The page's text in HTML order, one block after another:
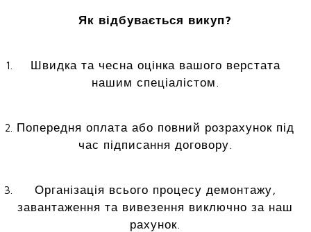
Як відбувається викуп?
Швидка та чесна оцінка вашого верстата
нашим спеціалістом.
Попередня оплата або повний розрахунок під
час підписання договору.
Організація всього процесу демонтажу,
завантаження та вивезення виключно за наш
рахунок.